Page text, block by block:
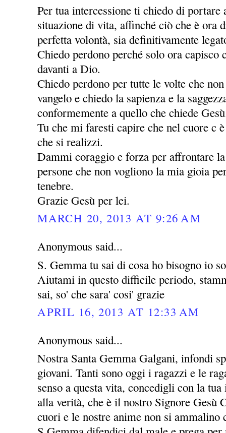
Per tua intercessione ti chiedo di portare
situazione di vita, affinché ciò che è ora
perfetta volontà, sia definitivamente
Chiedo perdono perché solo ora
davanti a Dio.
Chiedo perdono per tutte le volte che
vangelo e chiedo la sapienza e la
conformemente a quello che chiede
Tu che mi faresti capire che nel cuore c
che si realizzi.
Dammi coraggio e forza per affrontare
persone che non vogliono la mia gioia
tenebre.
Grazie Gesù per lei.
MARCH 20, 2013 AT 9:26 AM
Anonymous said...
S. Gemma tu sai di cosa ho bisogno io
Aiutami in questo difficile periodo,
sai, so' che sara' cosi' grazie
APRIL 16, 2013 AT 12:33 AM
Anonymous said...
Nostra Santa Gemma Galgani, infondi
giovani. Tanti sono oggi i ragazzi e le
senso a questa vita, concedigli con la
alla verità, che è il nostro Signore Gesù
cuori e le nostre anime non si ammalino